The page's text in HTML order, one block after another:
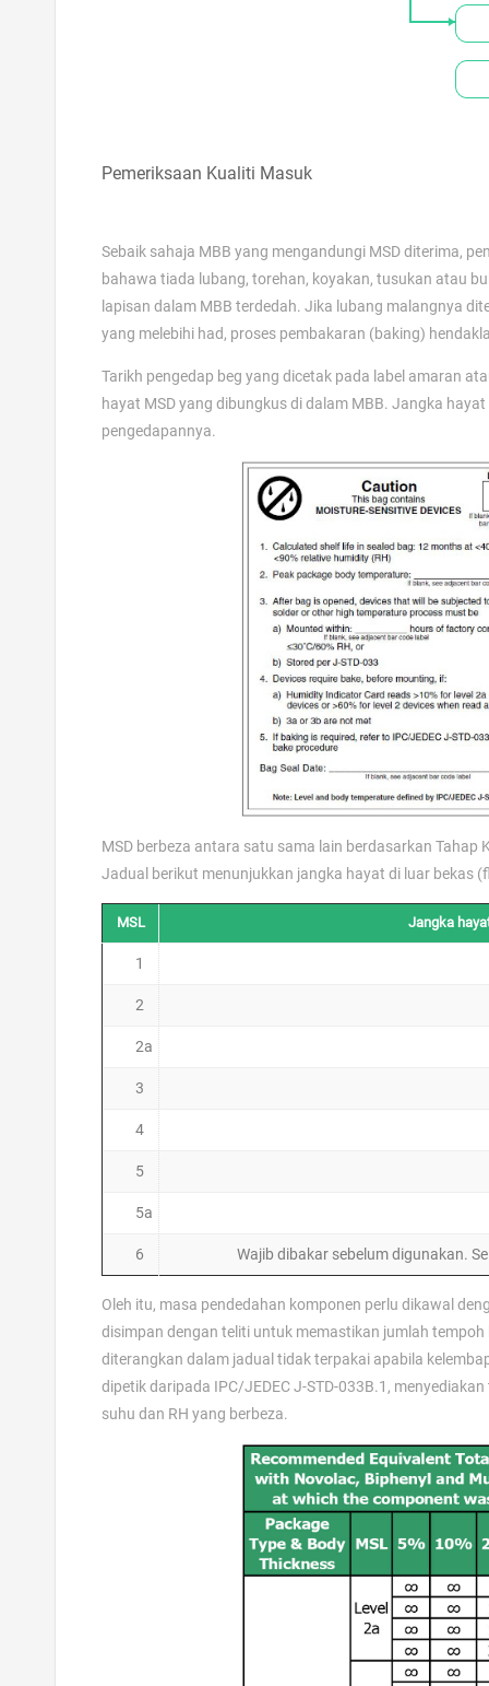
Pemeriksaan Kualiti Masuk
Sebaik sahaja MBB yang mengandungi MSD diterima,
bahawa tiada lubang, torehan, koyakan, tusukan atau
lapisan dalam MBB terdedah. Jika lubang malangnya
yang melebihi had, proses pembakaran (baking)
Tarikh pengedap beg yang dicetak pada label amaran
hayat MSD yang dibungkus di dalam MBB. Jangka
pengedapannya.
MSD berbeza antara satu sama lain berdasarkan Tahap
Jadual berikut menunjukkan jangka hayat di luar bekas
MSL Jangka
1
2
2a
3
4
5
5a
6 Wajib dibakar sebelum digunakan.
Oleh itu, masa pendedahan komponen perlu dikawal
disimpan dengan teliti untuk memastikan jumlah
diterangkan dalam jadual tidak terpakai apabila
dipetik daripada IPC/JEDEC J-STD-033B.1,
suhu dan RH yang berbeza.